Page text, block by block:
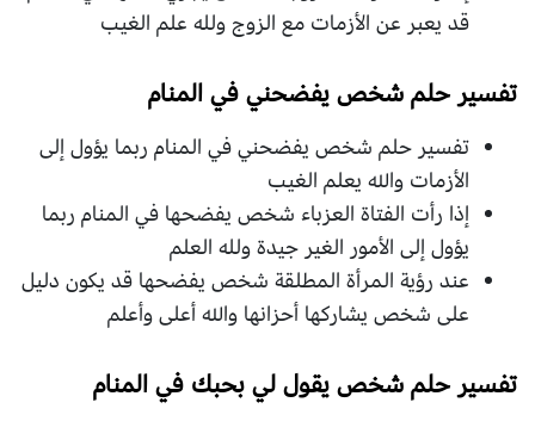
قد يعبر عن الأزمات مع الزوج ولله علم الغيب
تفسير حلم شخص يفضحني في المنام
تفسير حلم شخص يفضحني في المنام ربما يؤول إلى
الأزمات والله يعلم الغيب
إذا رأت الفتاة العزباء شخص يفضحها في المنام ربما
يؤول إلى الأمور الغير جيدة ولله العلم
عند رؤية المرأة المطلقة شخص يفضحها قد يكون دليل
على شخص يشاركها أحزانها والله أعلى وأعلم
تفسير حلم شخص يقول لي بحبك في المنام